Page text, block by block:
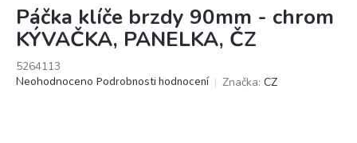
Páčka klíče brzdy 90mm - chrom
KÝVAČKA, PANELKA, ČZ
5264113
Průměrné
Neohodnoceno Podrobnosti hodnocení Značka: CZ